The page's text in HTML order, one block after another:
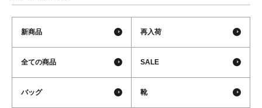
新商品 再入荷
全ての商品 SALE
バッグ 靴